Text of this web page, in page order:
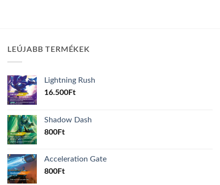
LEÚJABB TERMÉKEK
Lightning Rush
16.500Ft
Shadow Dash
800Ft
Acceleration Gate
800Ft